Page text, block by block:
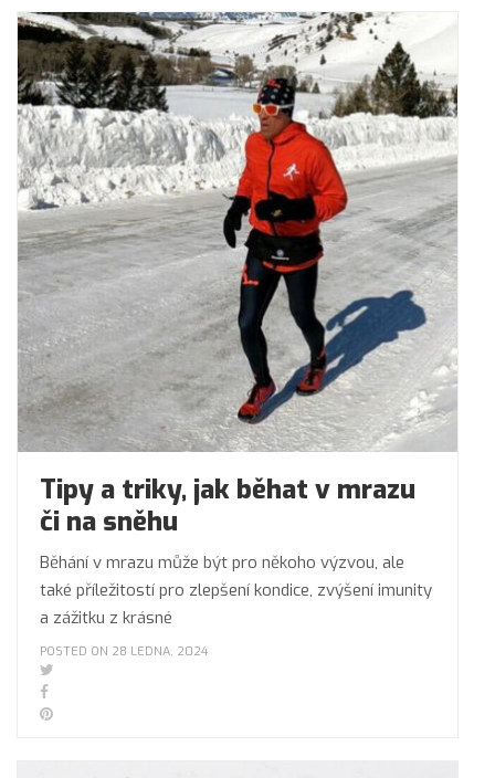
Tipy a triky, jak běhat v mrazu
či na sněhu
Běhání v mrazu může být pro někoho výzvou, ale
také příležitostí pro zlepšení kondice, zvýšení imunity
a zážitku z krásné
POSTED ON 28 LEDNA, 2024